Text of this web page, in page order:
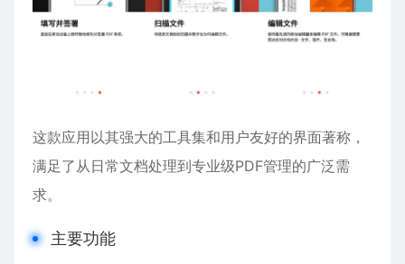
这款应用以其强大的工具集和用户友好的界面著称，
满足了从日常文档处理到专业级PDF管理的广泛需
求。
主要功能